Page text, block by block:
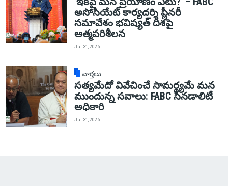
అసోసియేట్ కార్యదర్శి ప్లీనరీ
సమావేశం భవిష్యత్ దిశపై
ఆత్మపరిశీలన
Jul 31, 2026
వార్తలు
సత్యమేదో వివేచించే సామర్థ్యమే మన
ముందున్న సవాలు: FABC సినడాలిటీ
అధికారి
Jul 31, 2026